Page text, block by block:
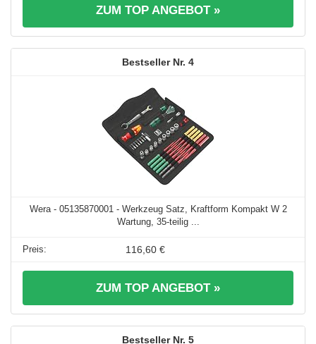
ZUM TOP ANGEBOT »
4
Wera - 05135870001 - Werkzeug Satz, Kraftform Kompakt W 2
Wartung, 35-teilig ...
116,60 €
ZUM TOP ANGEBOT »
5